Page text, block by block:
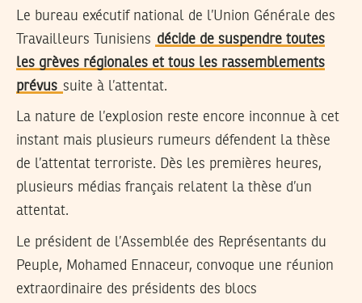
Le bureau exécutif national de l’Union Générale des
Travailleurs Tunisiens décide de suspendre toutes
les grèves régionales et tous les rassemblements
prévus suite à l’attentat.
La nature de l’explosion reste encore inconnue à cet
instant mais plusieurs rumeurs défendent la thèse
de l’attentat terroriste. Dès les premières heures,
plusieurs médias français relatent la thèse d’un
attentat.
Le président de l’Assemblée des Représentants du
Peuple, Mohamed Ennaceur, convoque une réunion
extraordinaire des présidents des blocs